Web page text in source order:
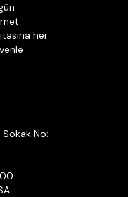
her
No: